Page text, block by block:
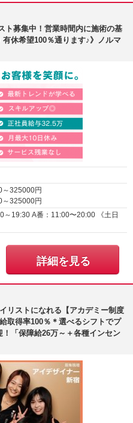
ト募集中！営業時間内に施術の基
休希望100％通ります♪》ノルマ
～325000円
～325000円
〜20:00 《土日
詳細を見る
リストになれる【アカデミー制度
取得率100％＊選べるシフトでプ
「保障給26万～＋各種インセン